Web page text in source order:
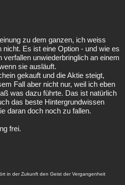
zu dem ganzen, ich weiss
Es ist eine Option - und wie es
unwiederbringlich an einem
sie ausläuft.
gekauft und die Aktie steigt,
Fall aber nicht nur, weil ich eben
was dazu führte. Das ist natürlich
das beste Hintergrundwissen
daran doch noch zu fallen.
frei.
in der Zukunft den Geist der Vergangenheit